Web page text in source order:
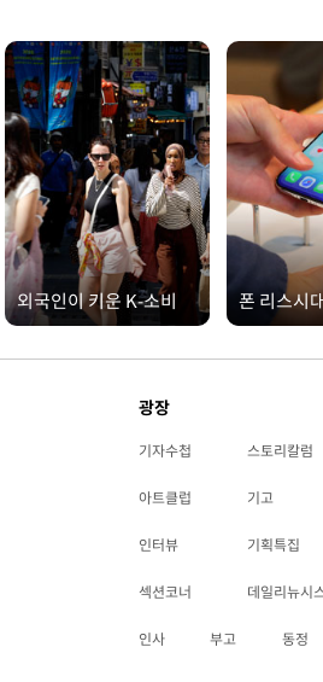
외국인이 키운 K-소비 폰 리스시
광장
기자수첩 스토리칼럼
아트클럽 기고
인터뷰 기획특집
섹션코너 데일리뉴시
인사 부고 동정